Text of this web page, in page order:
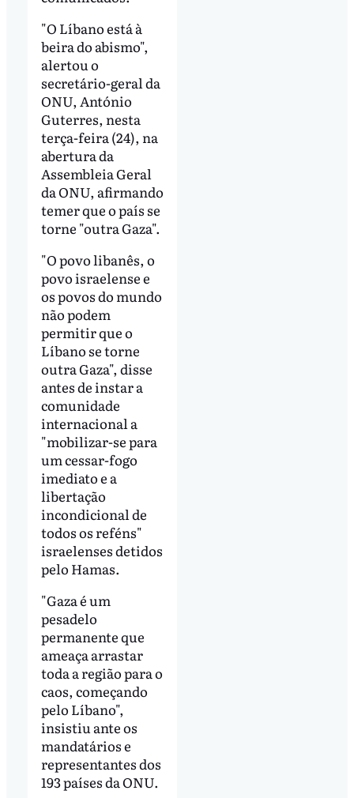
"O Líbano está à
beira do abismo",
alertou o
secretário-geral da
ONU, António
Guterres, nesta
terça-feira (24), na
abertura da
Assembleia Geral
da ONU, afirmando
temer que o país se
torne "outra Gaza".
"O povo libanês, o
povo israelense e
os povos do mundo
não podem
permitir que o
Líbano se torne
outra Gaza", disse
antes de instar a
comunidade
internacional a
"mobilizar-se para
um cessar-fogo
imediato e a
libertação
incondicional de
todos os reféns"
israelenses detidos
pelo Hamas.
"Gaza é um
pesadelo
permanente que
ameaça arrastar
toda a região para o
caos, começando
pelo Líbano",
insistiu ante os
mandatários e
representantes dos
193 países da ONU.